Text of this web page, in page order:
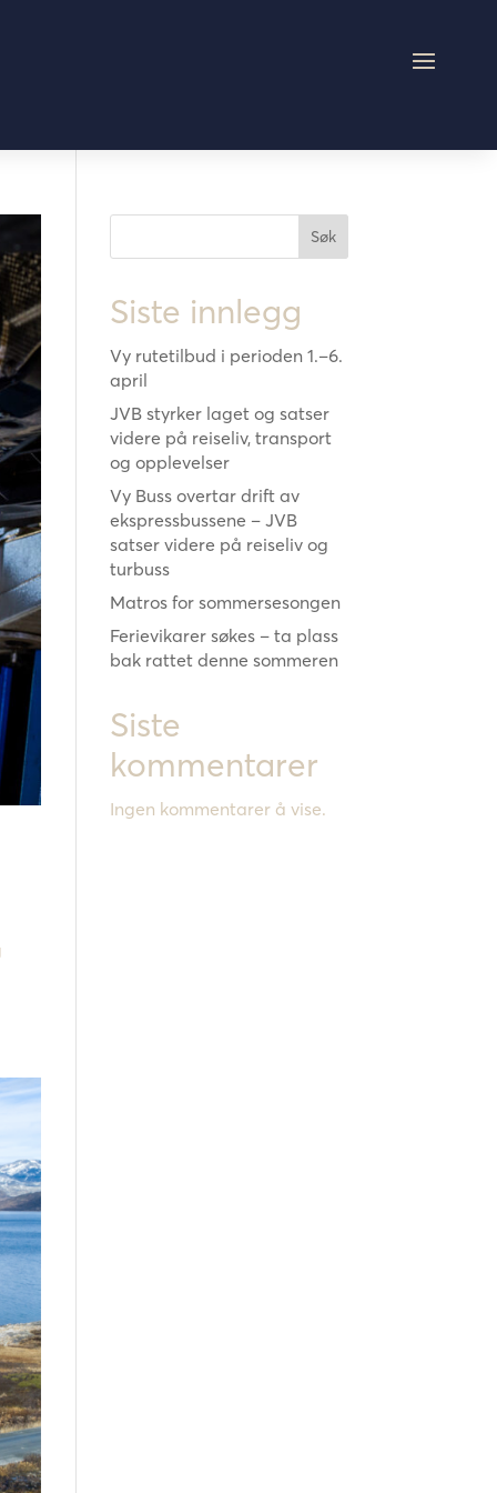
Søk
Siste innlegg
Vy rutetilbud i perioden 1.–6.
april
JVB styrker laget og satser
videre på reiseliv, transport
og opplevelser
Vy Buss overtar drift av
ekspressbussene – JVB
satser videre på reiseliv og
turbuss
Matros for sommersesongen
Ferievikarer søkes – ta plass
bak rattet denne sommeren
Siste
kommentarer
Ingen kommentarer å vise.